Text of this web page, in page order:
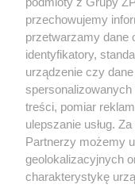
przechowujemy
przetwarzamy dane
identyfikatory,
urządzenie czy
treści, pomiar
ulepszanie usług.
Partnerzy możemy
geolokalizacyjnych
charakterystykę